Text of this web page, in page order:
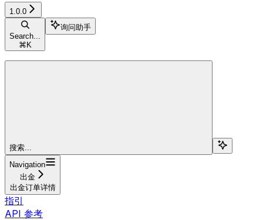
1.0.0
Search...
⌘ K
询问助手
搜索...
Navigation
出金
出金订单详情
指引
API 参考